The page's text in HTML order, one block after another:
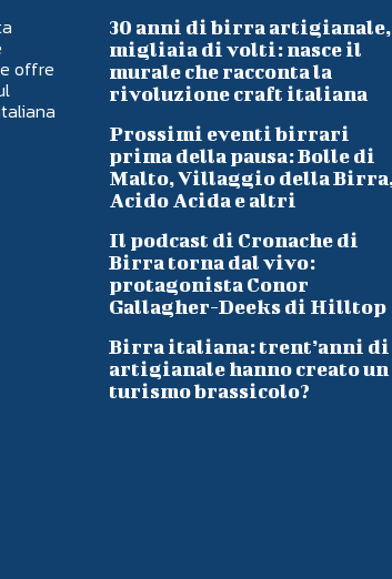
offre
30 anni di birra artigianale,
migliaia di volti: nasce il
murale che racconta la
rivoluzione craft italiana
Prossimi eventi birrari
prima della pausa: Bolle di
Malto, Villaggio della
Acido Acida e altri
Il podcast di Cronache di
Birra torna dal vivo:
protagonista Conor
Gallagher-Deeks di Hilltop
Birra italiana: trent’anni di
artigianale hanno creato un
turismo brassicolo?